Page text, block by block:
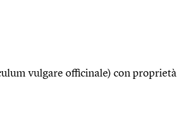
vulgare officinale) con proprietà